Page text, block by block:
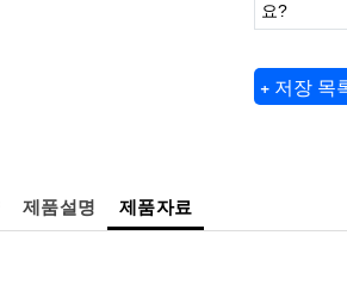
요?
+ 저장 목
제품설명 제품자료